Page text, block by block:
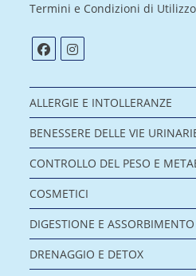
Termini e Condizioni di Utilizzo
ALLERGIE E INTOLLERANZE
BENESSERE DELLE VIE
CONTROLLO DEL PESO E
COSMETICI
DIGESTIONE E ASSORBIMENTO
DRENAGGIO E DETOX